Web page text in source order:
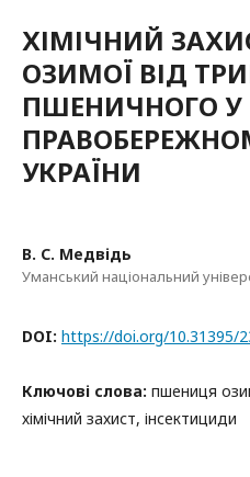
ХІМІЧНИЙ
ОЗИМОЇ ВІД
ПШЕНИЧНОГО У
УКРАЇНИ
В. С. Медвідь
Уманський національний
DOI: https://doi.org/10.31395/
Ключові слова: пшениця
хімічний захист, інсектициди